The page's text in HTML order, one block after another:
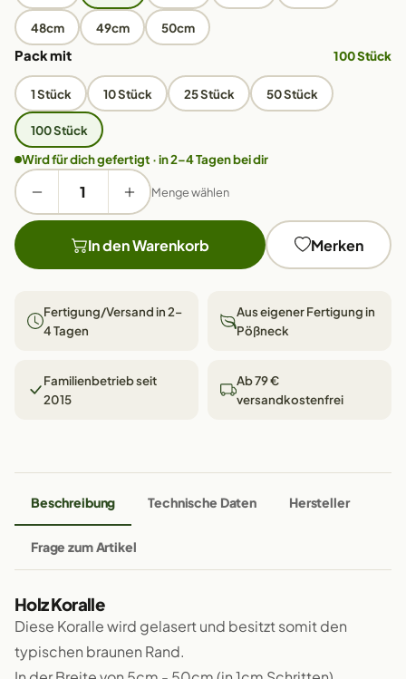
48cm 49cm 50cm
Pack mit 100 Stück
1 Stück 10 Stück 25 Stück 50 Stück
100 Stück
Wird für dich gefertigt · in 2–4 Tagen bei dir
Menge wählen
In den Warenkorb Merken
Fertigung/Versand in 2–
4 Tagen
Aus eigener Fertigung in
Pößneck
Familienbetrieb seit
2015
Ab 79 €
versandkostenfrei
Beschreibung Technische Daten Hersteller
Frage zum Artikel
Holz Koralle
Diese Koralle wird gelasert und besitzt somit den
typischen braunen Rand.